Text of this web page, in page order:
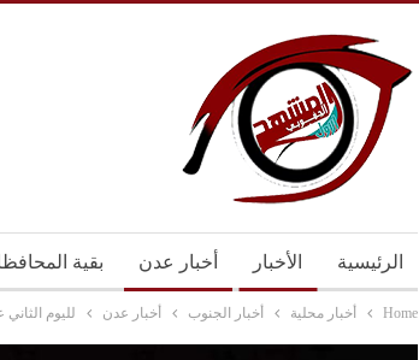
الرئيسية الأخبار أخبار عدن بقية
Home أخبار محلية أخبار الجنوب أخبار عدن لليوم